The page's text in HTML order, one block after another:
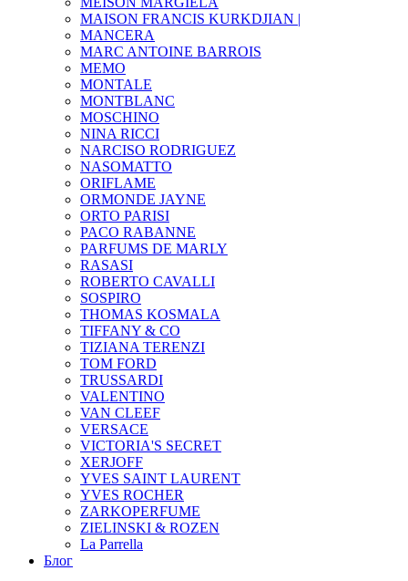
MAISON FRANCIS KURKDJIAN |
MANCERA
MARC ANTOINE BARROIS
MEMO
MONTALE
MONTBLANC
MOSCHINO
NINA RICCI
NARCISO RODRIGUEZ
NASOMATTO
ORIFLAME
ORMONDE JAYNE
ORTO PARISI
PACO RABANNE
PARFUMS DE MARLY
RASASI
ROBERTO CAVALLI
SOSPIRO
THOMAS KOSMALA
TIFFANY & CO
TIZIANA TERENZI
TOM FORD
TRUSSARDI
VALENTINO
VAN CLEEF
VERSACE
VICTORIA'S SECRET
XERJOFF
YVES SAINT LAURENT
YVES ROCHER
ZARKOPERFUME
ZIELINSKI & ROZEN
La Parrella
Блог